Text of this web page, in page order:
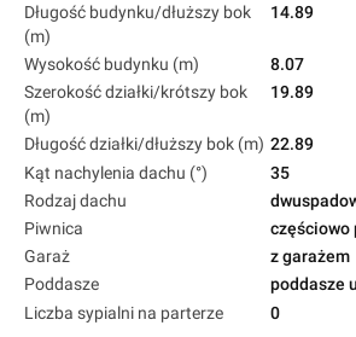
Długość budynku/dłuższy bok
(m)
14.89
Wysokość budynku (m)
8.07
Szerokość działki/krótszy bok
(m)
19.89
Długość działki/dłuższy bok (m) 22.89
Kąt nachylenia dachu (°)
35
Rodzaj dachu
Piwnica
częściowo
Garaż
z garażem
Poddasze
poddasze
Liczba sypialni na parterze
0